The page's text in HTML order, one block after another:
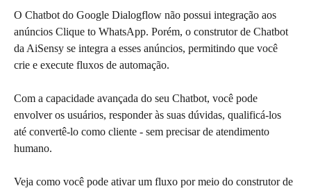
O Chatbot do Google Dialogflow não possui integração aos
anúncios Clique to WhatsApp. Porém, o construtor de Chatbot
da AiSensy se integra a esses anúncios, permitindo que você
crie e execute fluxos de automação.
Com a capacidade avançada do seu Chatbot, você pode
envolver os usuários, responder às suas dúvidas, qualificá-los
até convertê-lo como cliente - sem precisar de atendimento
humano.
Veja como você pode ativar um fluxo por meio do construtor de